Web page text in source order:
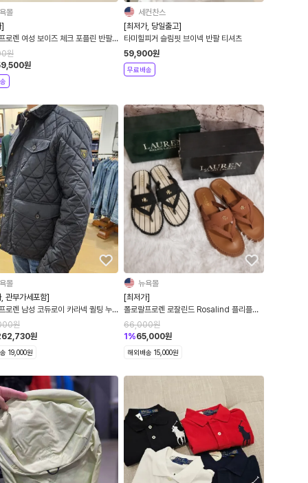
몰
로렌 여성 보이즈 체크 포플린 반팔
점판
원
원
세컨찬스
[최저가, 당일출고]
타미힐피거 슬림핏 브이넥 반팔 티셔츠
59,900원
무료배송
몰
관부가세포함]
로렌 남성 코듀로이 카라넥 퀼팅 누
원
원
19,000원
뉴욕몰
[최저가]
폴로랄프로렌 로잘린드 Rosalind 플리플랍
쪼리 샌들 3컬러 백화점 상품 바로발송
66,000원
1%65,000원
해외배송 15,000원